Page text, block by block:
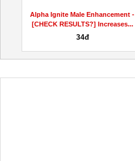
Alpha Ignite Male Enhancement -
[CHECK RESULTS?] Increases...
34đ